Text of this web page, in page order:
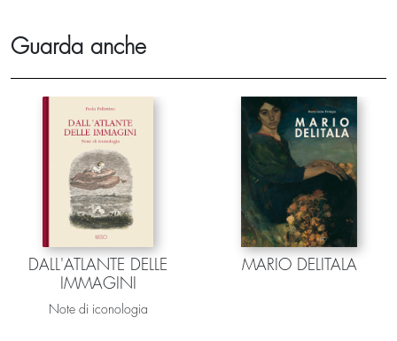
Guarda anche
DALL'ATLANTE DELLE
IMMAGINI
Note di iconologia
MARIO DELITALA